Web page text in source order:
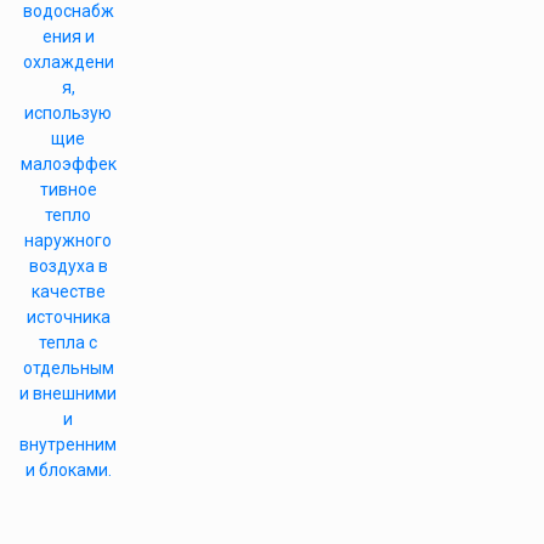
водоснабж
ения и
охлаждени
я,
использую
щие
малоэффек
тивное
тепло
наружного
воздуха в
качестве
источника
тепла с
отдельным
и внешними
и
внутренним
и блоками.